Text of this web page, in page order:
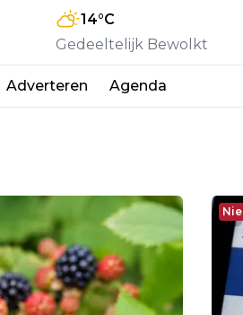
14°C
Gedeeltelijk Bewolkt
Adverteren Agenda